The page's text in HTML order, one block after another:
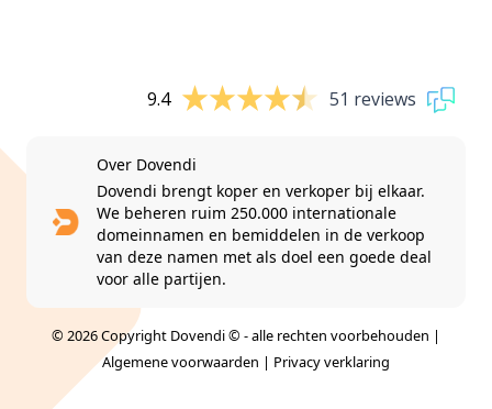
9.4 51 reviews
Over Dovendi
Dovendi brengt koper en verkoper bij elkaar.
We beheren ruim 250.000 internationale
domeinnamen en bemiddelen in de verkoop
van deze namen met als doel een goede deal
voor alle partijen.
© 2026 Copyright Dovendi © - alle rechten voorbehouden |
Algemene voorwaarden | Privacy verklaring